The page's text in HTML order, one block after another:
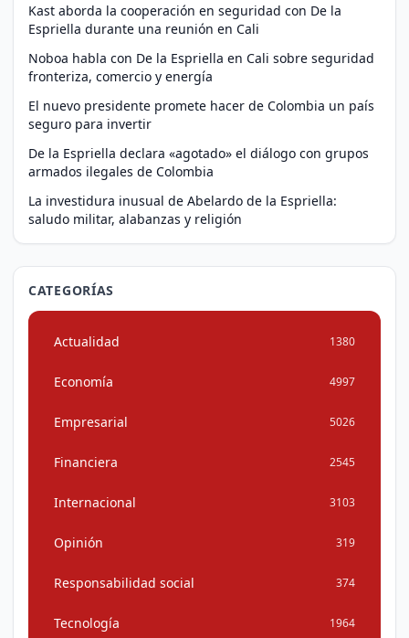
Kast aborda la cooperación en seguridad con De la
Espriella durante una reunión en Cali
Noboa habla con De la Espriella en Cali sobre seguridad
fronteriza, comercio y energía
El nuevo presidente promete hacer de Colombia un país
seguro para invertir
De la Espriella declara «agotado» el diálogo con grupos
armados ilegales de Colombia
La investidura inusual de Abelardo de la Espriella:
saludo militar, alabanzas y religión
CATEGORÍAS
Actualidad 1380
Economía 4997
Empresarial 5026
Financiera 2545
Internacional 3103
Opinión 319
Responsabilidad social 374
Tecnología 1964